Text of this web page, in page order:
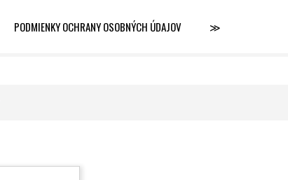
PODMIENKY OCHRANY OSOBNÝCH ÚDAJOV ≫